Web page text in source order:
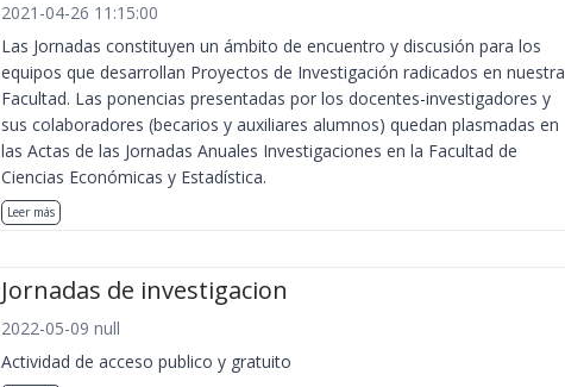
2021-04-26 11:15:00
Las Jornadas constituyen un ámbito de encuentro y discusión para los
equipos que desarrollan Proyectos de Investigación radicados en nuestra
Facultad. Las ponencias presentadas por los docentes-investigadores y
sus colaboradores (becarios y auxiliares alumnos) quedan plasmadas en
las Actas de las Jornadas Anuales Investigaciones en la Facultad de
Ciencias Económicas y Estadística.
Leer más
Jornadas de investigacion
2022-05-09 null
Actividad de acceso publico y gratuito